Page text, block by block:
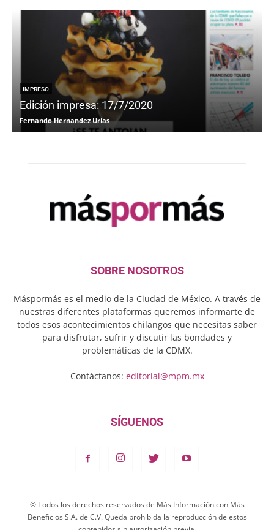
IMPRESO
Edición impresa: 17/7/2020
Fernando Hernandez Urias
SOBRE NOSOTROS
Máspormás es el medio de la Ciudad de México. A través de
nuestras diferentes plataformas queremos informarte de
todos esos acontecimientos chilangos que necesitas saber
para disfrutar, sufrir y discutir las bondades y
problemáticas de la CDMX.
Contáctanos: editorial@mpm.mx
SÍGUENOS
© Todos los derechos reservados de Más Información con Más
Beneficios S.A. de C.V. Queda prohibida la reproducción de estos